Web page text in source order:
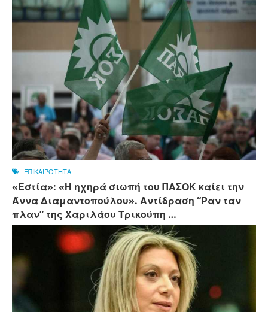
ΕΠΙΚΑΙΡΟΤΗΤΑ
«Εστία»: «Η ηχηρά σιωπή του ΠΑΣΟΚ καίει την
Άννα Διαμαντοπούλου». Αντίδραση “Ραν ταν
πλαν” της Χαριλάου Τρικούπη …